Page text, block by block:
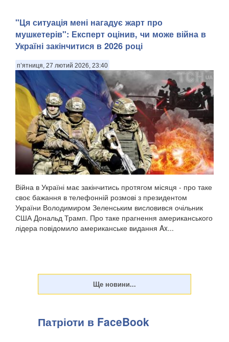
"Ця ситуація мені нагадує жарт про
мушкетерів": Експерт оцінив, чи може війна в
Україні закінчитися в 2026 році
п’ятниця, 27 лютий 2026, 23:40
Війна в Україні має закінчитись протягом місяця - про таке
своє бажання в телефонній розмові з президентом
України Володимиром Зеленським висловився очільник
США Дональд Трамп. Про таке прагнення американського
лідера повідомило американське видання Ax...
Патріоти в FaceBook